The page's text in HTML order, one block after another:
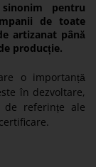
pentru
de toate
artizanat până
producție.
o importanță
în dezvoltare,
de referințe ale